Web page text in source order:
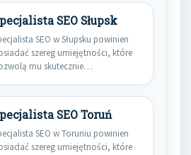
SEO Słupsk
SEO w Słupsku powinien
szereg umiejętności, które
mu skutecznie
SEO Toruń
SEO w Toruniu powinien
szereg umiejętności, które